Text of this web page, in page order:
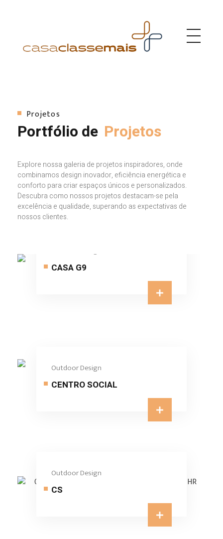
Projetos
Portfólio de Projetos
Explore nossa galeria de projetos inspiradores, onde
combinamos design inovador, eficiência energética e
conforto para criar espaços únicos e personalizados.
Descubra como nossos projetos destacam-se pela
excelência e qualidade, superando as expectativas de
nossos clientes.
CASA G9
CENTRO SOCIAL
Outdoor Design
CS
Outdoor Design